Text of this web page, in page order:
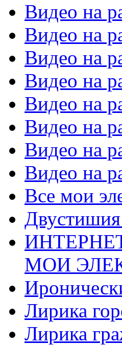
Видео на
Видео на
Видео на
Видео на
Видео на
Видео на
Видео на
Видео на
Все мои
МОИ
Лирика
Лирика